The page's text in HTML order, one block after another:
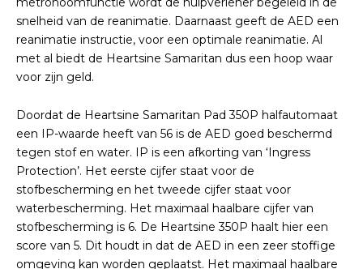
snelheid van de reanimatie. Daarnaast geeft de AED een
reanimatie instructie, voor een optimale reanimatie. Al
met al biedt de Heartsine Samaritan dus een hoop waar
voor zijn geld.
Doordat de Heartsine Samaritan Pad 350P halfautomaat
een IP-waarde heeft van 56 is de AED goed beschermd
tegen stof en water. IP is een afkorting van ‘Ingress
Protection’. Het eerste cijfer staat voor de
stofbescherming en het tweede cijfer staat voor
waterbescherming. Het maximaal haalbare cijfer van
stofbescherming is 6. De Heartsine 350P haalt hier een
score van 5. Dit houdt in dat de AED in een zeer stoffige
omgeving kan worden geplaatst. Het maximaal haalbare